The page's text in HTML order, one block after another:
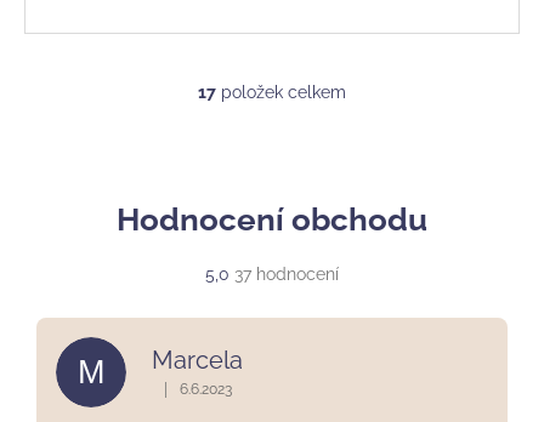
O
d
a
c
p
17 položek celkem
Hodnocení obchodu
5,0 Průměrné
obchodu
5,0
37 hodnocení
M Marcela
Hodnocení obchodu je 5 z 5 hvězdiček.
6.6.2023